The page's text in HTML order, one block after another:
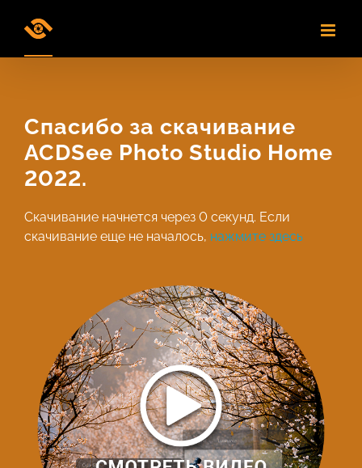
Спасибо за скачивание
ACDSee Photo Studio Home
2022.
Скачивание начнется через 0 секунд. Если
скачивание еще не началось, нажмите здесь